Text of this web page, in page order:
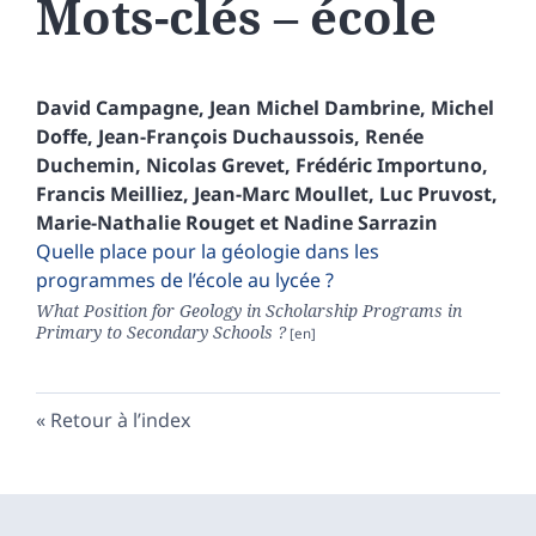
Mots-clés – école
David Campagne, Jean Michel Dambrine, Michel
Doffe, Jean-François Duchaussois, Renée
Duchemin, Nicolas Grevet, FrédéricImportuno,
Francis Meilliez, Jean-Marc Moullet, Luc Pruvost,
Marie-Nathalie Rougetet NadineSarrazin
Quelle place pour la géologie dans les
programmes de l’école au lycée ?
What Position for Geology in Scholarship Programs in
Primary to Secondary Schools ?
Retour à l’index